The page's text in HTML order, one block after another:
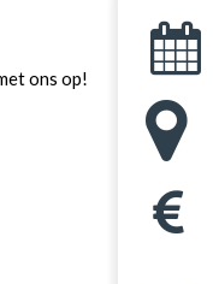
ons op!